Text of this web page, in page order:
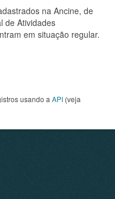
na Ancine, de
de Atividades
em situação regular.
usando a API (veja